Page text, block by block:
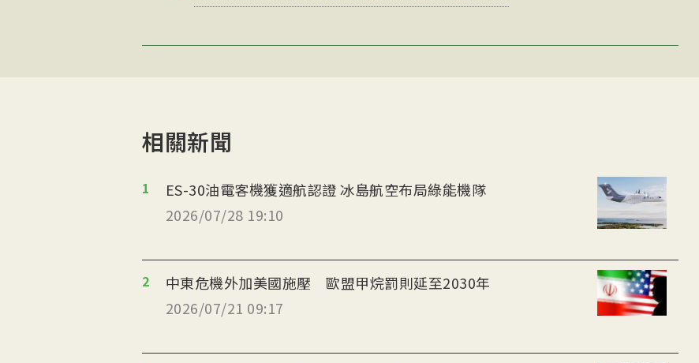
相關新聞
1
ES-30油電客機獲適航認證 冰島航空布局綠能機隊
2026/07/28 19:10
2
中東危機外加美國施壓 歐盟甲烷罰則延至2030年
2026/07/21 09:17